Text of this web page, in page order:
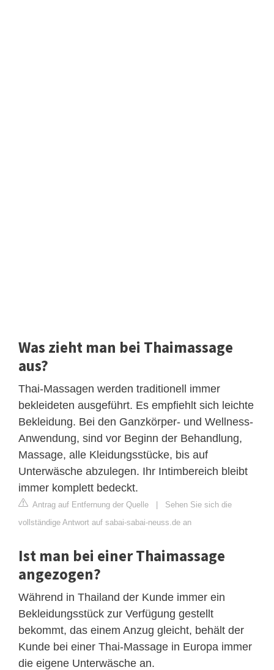
Was zieht man bei Thaimassage
aus?
Thai-Massagen werden traditionell immer
bekleideten ausgeführt. Es empfiehlt sich leichte
Bekleidung. Bei den Ganzkörper- und Wellness-
Anwendung, sind vor Beginn der Behandlung,
Massage, alle Kleidungsstücke, bis auf
Unterwäsche abzulegen. Ihr Intimbereich bleibt
immer komplett bedeckt.
Antrag auf Entfernung der Quelle | Sehen Sie sich die
vollständige Antwort auf sabai-sabai-neuss.de an
Ist man bei einer Thaimassage
angezogen?
Während in Thailand der Kunde immer ein
Bekleidungsstück zur Verfügung gestellt
bekommt, das einem Anzug gleicht, behält der
Kunde bei einer Thai-Massage in Europa immer
die eigene Unterwäsche an.